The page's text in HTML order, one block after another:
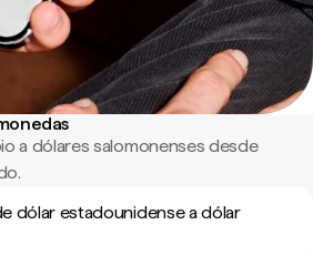
a dólares salomonenses desde
dólar estadounidense a dólar